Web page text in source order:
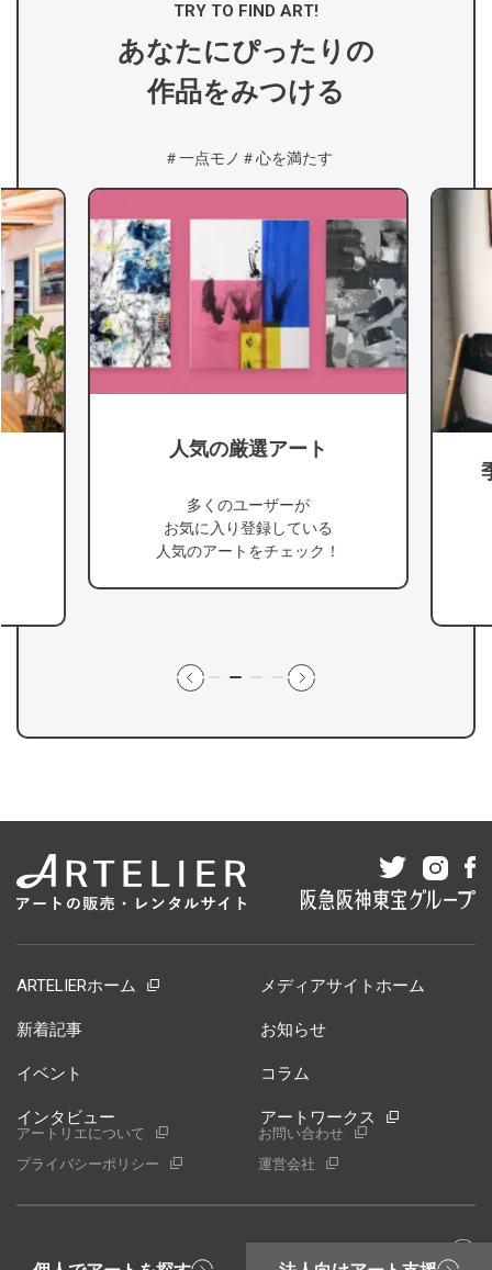
TRY TO FIND ART!
あなたにぴったりの
作品をみつける
＃一点モノ ＃心を満たす
人気の厳選アート
多くのユーザーが
お気に入り登録している
人気のアートをチェック！
ARTELIERホーム メディアサイトホーム
新着記事 お知らせ
イベント コラム
インタビュー アートワークス
アートリエについて
お問い合わせ
プライバシーポリシー
運営会社